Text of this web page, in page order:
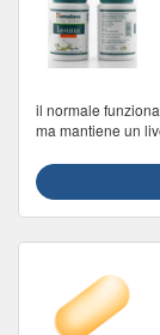
il normale
ma mantiene un